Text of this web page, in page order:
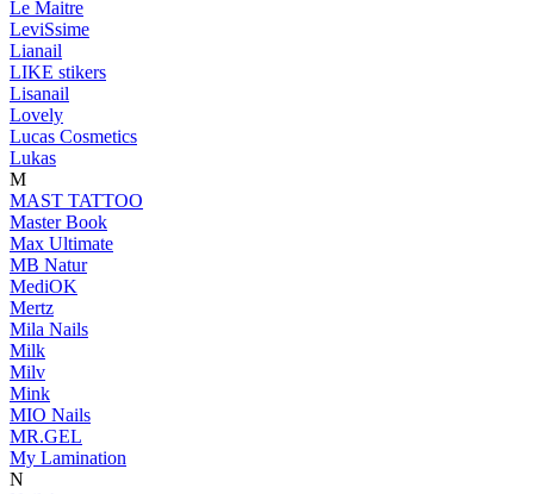
Le Maitre
LeviSsime
Lianail
LIKE stikers
Lisanail
Lovely
Lucas Cosmetics
Lukas
M
MAST TATTOO
Master Book
Max Ultimate
MB Natur
MediOK
Mertz
Mila Nails
Milk
Milv
Mink
MIO Nails
MR.GEL
My Lamination
N